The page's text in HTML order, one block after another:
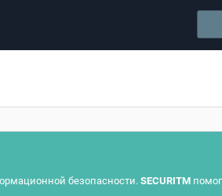
безопасности. SECURITM